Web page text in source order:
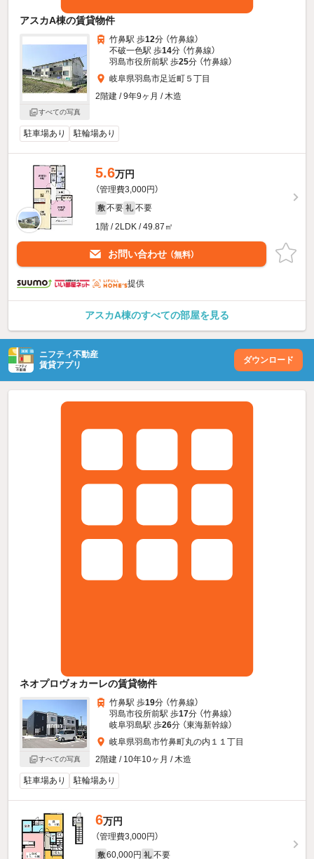
アスカA棟の賃貸物件
すべての写真
竹鼻駅 歩12分 （竹鼻線）
不破一色駅 歩14分 （竹鼻線）
羽島市役所前駅 歩25分 （竹鼻線）
岐阜県羽島市足近町５丁目
2階建 / 9年9ヶ月 / 木造
駐車場あり 駐輪場あり
5.6万円
（管理費3,000円）
敷 不要 礼 不要
1階 / 2LDK / 49.87㎡
お問い合わせ （無料）
提供
アスカA棟のすべての部屋を見る
ニフティ不動産
賃貸アプリ
ダウンロード
ネオプロヴォカーレの賃貸物件
すべての写真
竹鼻駅 歩19分 （竹鼻線）
羽島市役所前駅 歩17分 （竹鼻線）
岐阜羽島駅 歩26分 （東海新幹線）
岐阜県羽島市竹鼻町丸の内１１丁目
2階建 / 10年10ヶ月 / 木造
駐車場あり 駐輪場あり
6万円
（管理費3,000円）
敷 60,000円 礼 不要